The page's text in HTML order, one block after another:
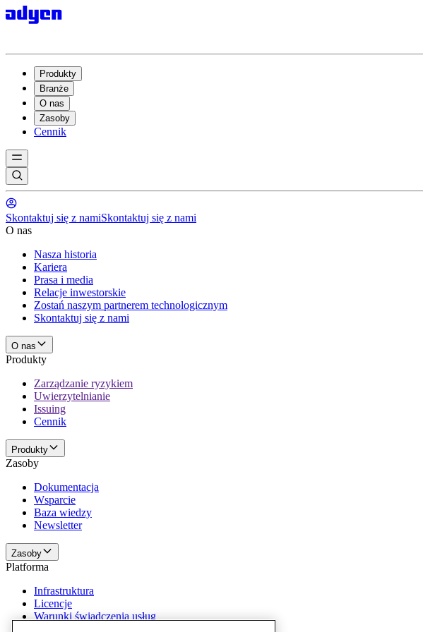
Produkty
Branże
O nas
Zasoby
Cennik
Skontaktuj się z namiSkontaktuj się z nami
O nas
Nasza historia
Kariera
Prasa i media
Relacje inwestorskie
Zostań naszym partnerem technologicznym
Skontaktuj się z nami
O nas
Produkty
Zarządzanie ryzykiem
Uwierzytelnianie
Issuing
Cennik
Produkty
Zasoby
Dokumentacja
Wsparcie
Baza wiedzy
Newsletter
Zasoby
Platforma
Infrastruktura
Licencje
Warunki świadczenia usług